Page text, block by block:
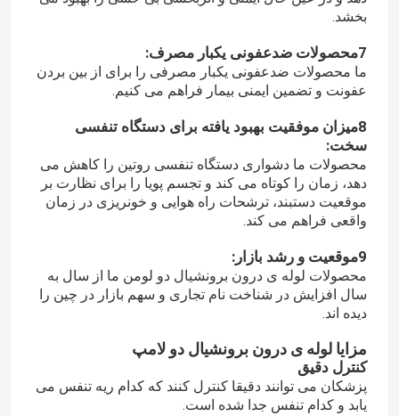
ماسک حنجره راه هوایی
کاتتر فولی لاتکس
کاتتر فولی سیلیکونی
محصولات یکبار مصرفی اورولوژی
لوله کاتتر ساکشن
لوازم پزشکی
بخشد.
7محصولات ضدعفونی یکبار مصرف:
ما محصولات ضدعفونی یکبار مصرفی را برای از بین بردن
عفونت و تضمین ایمنی بیمار فراهم می کنیم.
8میزان موفقیت بهبود یافته برای دستگاه تنفسی
سخت:
محصولات ما دشواری دستگاه تنفسی روتین را کاهش می
دهد، زمان را کوتاه می کند و تجسم پویا را برای نظارت بر
موقعیت دستبند، ترشحات راه هوایی و خونریزی در زمان
واقعی فراهم می کند.
9موقعیت و رشد بازار:
محصولات لوله ی درون برونشیال دو لومن ما از سال به
سال افزایش در شناخت نام تجاری و سهم بازار در چین را
دیده اند.
مزایا لوله ی درون برونشیال دو لامپ
کنترل دقیق
پزشکان می توانند دقیقا کنترل کنند که کدام ریه تنفس می
یابد و کدام تنفس جدا شده است.